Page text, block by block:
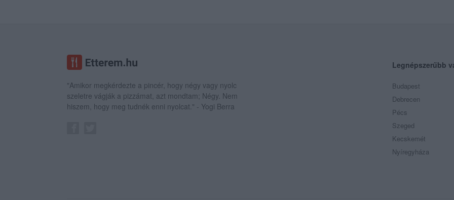
"Amikor megkérdezte a pincér, hogy négy vagy nyolc
szeletre vágják a pizzámat, azt mondtam; Négy. Nem
hiszem, hogy meg tudnék enni nyolcat." - Yogi Berra
Legnépszerűbb
Budapest
Debrecen
Pécs
Szeged
Kecskemét
Nyíregyháza